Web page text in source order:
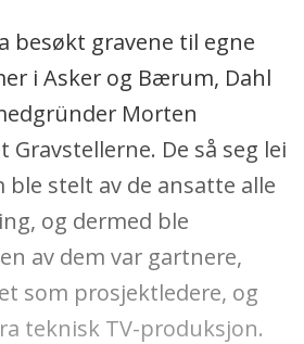
besøkt gravene til egne
i Asker og Bærum, Dahl
Morten
Gravstellerne. De så seg lei
ble stelt av de ansatte alle
og dermed ble
av dem var gartnere,
som prosjektledere, og
teknisk TV-produksjon.